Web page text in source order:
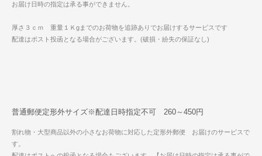
お届け日時の指定は承る事ができません。
厚さ３ｃｍ 重量１Ｋgまでのお荷物を追跡ありでお届けするサービスです
配達はポスト投函となる場合がございます。(破損・紛失の保証なし)
普通郵便定形外サイズ※配達日時指定不可 260～450円
割れ物・大型商品以外の小さなお荷物に対応した定形外郵便 お届けのサービスで
す。